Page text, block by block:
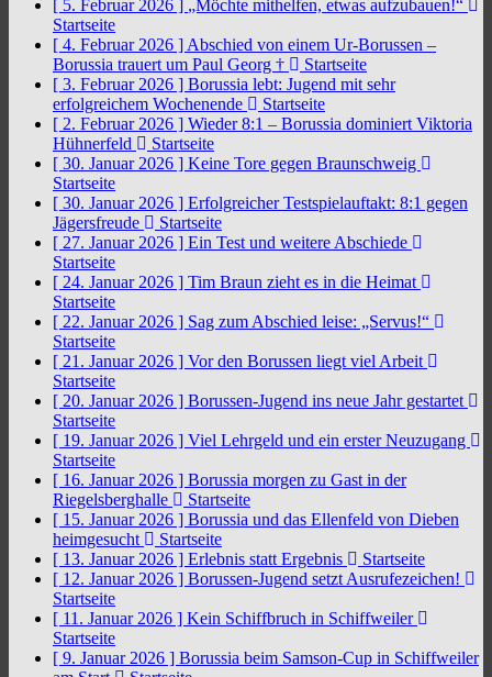
[ 5. Februar 2026 ] „Möchte mithelfen, etwas aufzubauen!“
Startseite
[ 4. Februar 2026 ] Abschied von einem Ur-Borussen –
Borussia trauert um Paul Georg †
Startseite
[ 3. Februar 2026 ] Borussia lebt: Jugend mit sehr
erfolgreichem Wochenende
Startseite
[ 2. Februar 2026 ] Wieder 8:1 – Borussia dominiert Viktoria
Hühnerfeld
Startseite
[ 30. Januar 2026 ] Keine Tore gegen Braunschweig
Startseite
[ 30. Januar 2026 ] Erfolgreicher Testspielauftakt: 8:1 gegen
Jägersfreude
Startseite
[ 27. Januar 2026 ] Ein Test und weitere Abschiede
Startseite
[ 24. Januar 2026 ] Tim Braun zieht es in die Heimat
Startseite
[ 22. Januar 2026 ] Sag zum Abschied leise: „Servus!“
Startseite
[ 21. Januar 2026 ] Vor den Borussen liegt viel Arbeit
Startseite
[ 20. Januar 2026 ] Borussen-Jugend ins neue Jahr gestartet
Startseite
[ 19. Januar 2026 ] Viel Lehrgeld und ein erster Neuzugang
Startseite
[ 16. Januar 2026 ] Borussia morgen zu Gast in der
Riegelsberghalle
Startseite
[ 15. Januar 2026 ] Borussia und das Ellenfeld von Dieben
heimgesucht
Startseite
[ 13. Januar 2026 ] Erlebnis statt Ergebnis
Startseite
[ 12. Januar 2026 ] Borussen-Jugend setzt Ausrufezeichen!
Startseite
[ 11. Januar 2026 ] Kein Schiffbruch in Schiffweiler
Startseite
[ 9. Januar 2026 ] Borussia beim Samson-Cup in Schiffweiler